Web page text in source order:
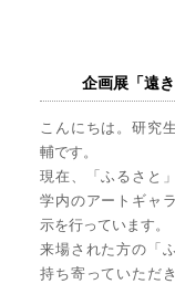
企画展「遠
こんにちは。研究
輔です。
現在、「ふるさと
学内のアートギャ
示を行っています。
来場された方の「
持ち寄っていただ